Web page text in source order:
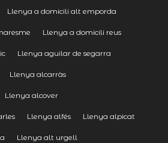
Llenya a domicili alt emporda
Llenya a domicili reus
Llenya aguilar de segarra
Llenya alcarràs
Llenya alcover
Llenya alfés Llenya alpicat
Llenya alt urgell